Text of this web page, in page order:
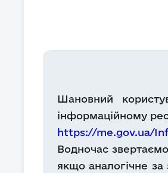
Шановний
інформаційному
https://me.gov.ua/
Водночас
якщо аналогічне